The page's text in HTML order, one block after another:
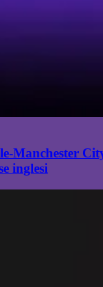
Manchester
inglesi